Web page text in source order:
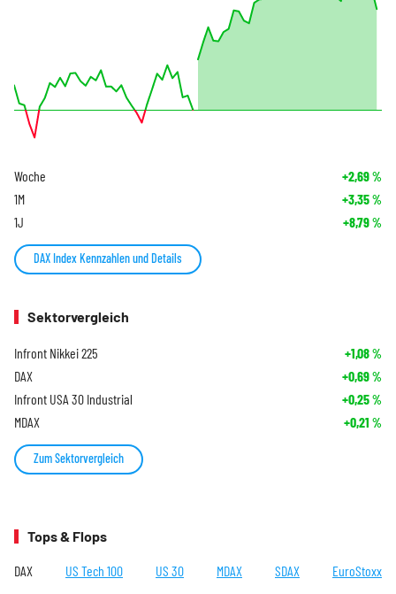
Woche +2,69%
1M +3,35%
1J +8,79%
DAX Index Kennzahlen und Details
Sektorvergleich
Infront Nikkei 225 +1,08%
DAX +0,69%
Infront USA 30 Industrial +0,25%
MDAX +0,21 %
Zum Sektorvergleich
Tops & Flops
DAX US Tech 100 US 30 MDAX SDAX EuroStoxx